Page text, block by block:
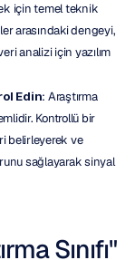
için temel teknik
arasındaki dengeyi,
analizi için yazılım
Edin: Araştırma
Kontrollü bir
belirleyerek ve
sağlayarak sinyal
Sınıfı"